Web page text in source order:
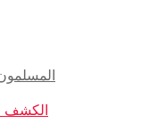
المسلمون
الكشف